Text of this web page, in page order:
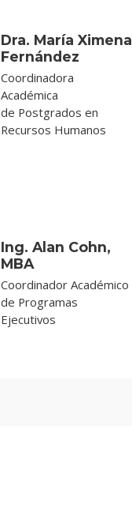
Dra. María Ximena
Fernández
Coordinadora
Académica
de Postgrados en
Recursos Humanos
Ing. Alan Cohn,
MBA
Coordinador Académico
de Programas
Ejecutivos